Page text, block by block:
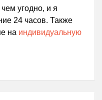
угодно, и я
24 часов. Также
на индивидуальную